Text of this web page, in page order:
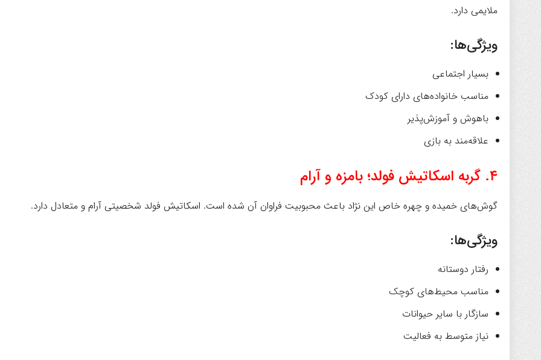
ملایمی دارد.
ویژگی‌ها:
بسیار اجتماعی
مناسب خانواده‌های دارای کودک
باهوش و آموزش‌پذیر
علاقه‌مند به بازی
۴. گربه اسکاتیش فولد؛ بامزه و آرام
گوش‌های خمیده و چهره خاص این نژاد باعث محبوبیت فراوان آن شده است. اسکاتیش فولد شخصیتی آرام و متعادل دارد.
ویژگی‌ها:
رفتار دوستانه
مناسب محیط‌های کوچک
سازگار با سایر حیوانات
نیاز متوسط به فعالیت